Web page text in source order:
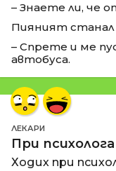
– Знаете ли, че
Пияният станал
– Спрете и ме
автобуса.
ЛЕКАРИ
При психолога
Ходих при